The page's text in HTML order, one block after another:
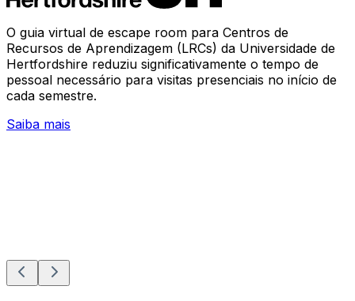
O guia virtual de escape room para Centros de
Recursos de Aprendizagem (LRCs) da Universidade de
Hertfordshire reduziu significativamente o tempo de
pessoal necessário para visitas presenciais no início de
cada semestre.
Saiba mais